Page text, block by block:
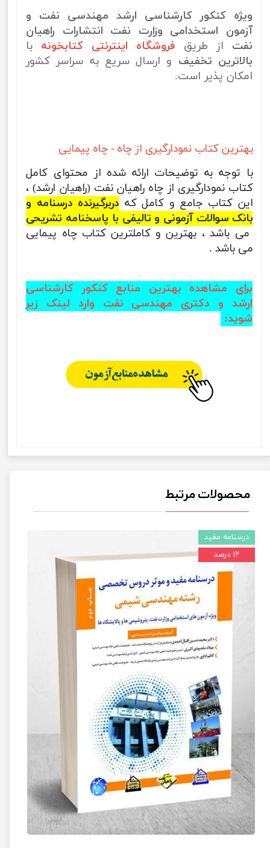
ویژه کنکور کارشناسی ارشد مهندسی نفت و
آزمون استخدامی وزارت نفت انتشارات راهیان
نفت از طریق فروشگاه اینترنتی کتابخونه با
بالاترین تخفیف و ارسال سریع به سراسر کشور
امکان پذیر است.
بهترین کتاب نمودارگیری از چاه - چاه پیمایی
با توجه به توضیحات ارائه شده از محتوای کامل
کتاب نمودارگیری از چاه راهیان نفت (راهیان ارشد) ،
این کتاب جامع و کامل که دربرگیرنده درسنامه و
بانک سوالات آزمونی و تالیفی با پاسخنامه تشریحی
می باشد ، بهترین و کاملترین کتاب چاه پیمایی
می باشد .
برای مشاهده بهترین منابع کنکور کارشناسی
ارشد و دکتری مهندسی نفت وارد لینک زیر
شوید:
محصولات مرتبط
درسنامه مفید
۱۲ درصد